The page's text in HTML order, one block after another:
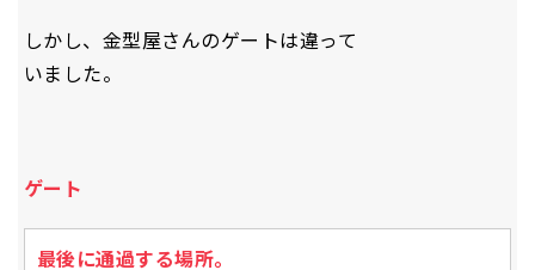
しかし、金型屋さんのゲートは違って
いました。
ゲート
最後に通過する場所。